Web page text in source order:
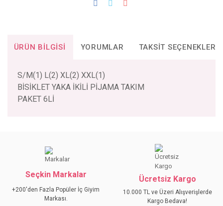
ÜRÜN BILGISI YORUMLAR TAKSIT SEÇENEKLERI
S/M(1) L(2) XL(2) XXL(1)
BİSİKLET YAKA İKİLİ PİJAMA TAKIM
PAKET 6Lİ
kullanarak tarafımıza iletebilirsiniz.
Görüş ve önerileriniz için teşekkür ederiz.
Ürün açıklamasında eksik bilgiler bulunuyor.
Seçkin Markalar
+200'den Fazla Popüler İç Giyim
Markası.
Ücretsiz Kargo
10.000 TL ve Üzeri Alışverişlerde
Kargo Bedava!